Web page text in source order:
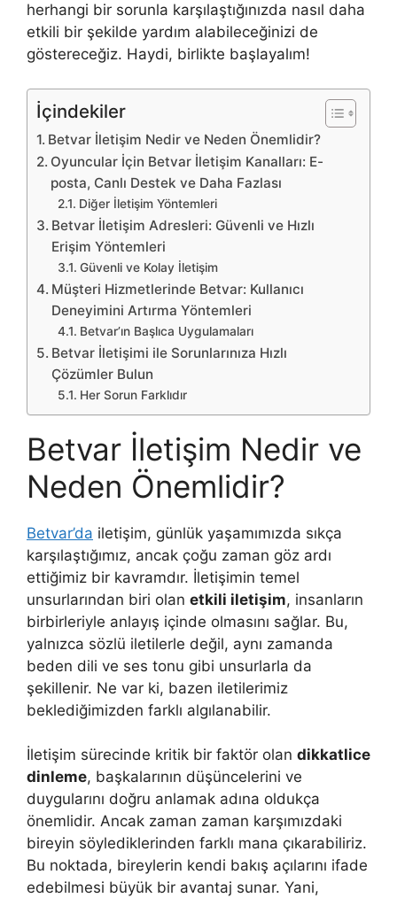
herhangi bir sorunla karşılaştığınızda nasıl daha
etkili bir şekilde yardım alabileceğinizi de
göstereceğiz. Haydi, birlikte başlayalım!
İçindekiler
Betvar İletişim Nedir ve Neden Önemlidir?
Oyuncular İçin Betvar İletişim Kanalları: E-
posta, Canlı Destek ve Daha Fazlası
Diğer İletişim Yöntemleri
Betvar İletişim Adresleri: Güvenli ve Hızlı
Erişim Yöntemleri
Güvenli ve Kolay İletişim
Müşteri Hizmetlerinde Betvar: Kullanıcı
Deneyimini Artırma Yöntemleri
Betvar’ın Başlıca Uygulamaları
Betvar İletişimi ile Sorunlarınıza Hızlı
Çözümler Bulun
Her Sorun Farklıdır
Betvar İletişim Nedir ve
Neden Önemlidir?
Betvar’da iletişim, günlük yaşamımızda sıkça
karşılaştığımız, ancak çoğu zaman göz ardı
ettiğimiz bir kavramdır. İletişimin temel
unsurlarından biri olan etkili iletişim, insanların
birbirleriyle anlayış içinde olmasını sağlar. Bu,
yalnızca sözlü iletilerle değil, aynı zamanda
beden dili ve ses tonu gibi unsurlarla da
şekillenir. Ne var ki, bazen iletilerimiz
beklediğimizden farklı algılanabilir.
İletişim sürecinde kritik bir faktör olan dikkatlice
dinleme, başkalarının düşüncelerini ve
duygularını doğru anlamak adına oldukça
önemlidir. Ancak zaman zaman karşımızdaki
bireyin söylediklerinden farklı mana çıkarabiliriz.
Bu noktada, bireylerin kendi bakış açılarını ifade
edebilmesi büyük bir avantaj sunar. Yani,